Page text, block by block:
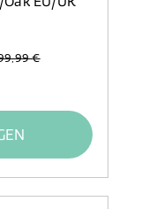
€